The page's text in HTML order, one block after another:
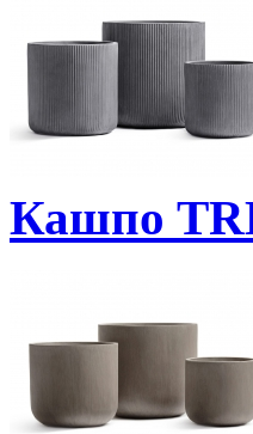
Кашпо